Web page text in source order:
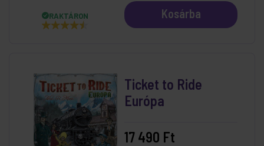
RAKTÁRON Kosárba
Ticket to Ride
Európa
17 490 Ft